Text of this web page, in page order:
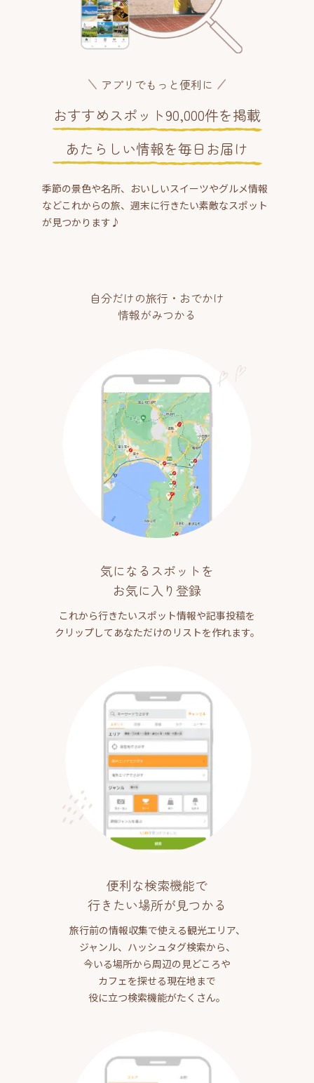
アプリでもっと便利に
おすすめスポット90,000件を掲載
あたらしい情報を毎日お届け
季節の景色や名所、おいしいスイーツやグルメ情報
などこれからの旅、週末に行きたい素敵なスポット
が見つかります♪
自分だけの旅行・おでかけ
情報がみつかる
気になるスポットを
お気に入り登録
これから行きたいスポット情報や記事投稿を
クリップしてあなただけのリストを作れます。
便利な検索機能で
行きたい場所が見つかる
旅行前の情報収集で使える観光エリア、
ジャンル、ハッシュタグ検索から、
今いる場所から周辺の見どころや
カフェを探せる現在地まで
役に立つ検索機能がたくさん。